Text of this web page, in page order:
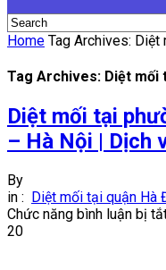
Home Tag Archives:
Tag Archives: Diệt mối
Diệt mối tại
– Hà Nội | Dịch
By
in :
Diệt mối tại quận Hà
Chức năng bình luận bị
20